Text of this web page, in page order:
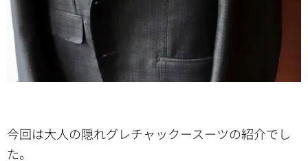
今回は大人の隠れグレチャックースーツの紹介でし
た。